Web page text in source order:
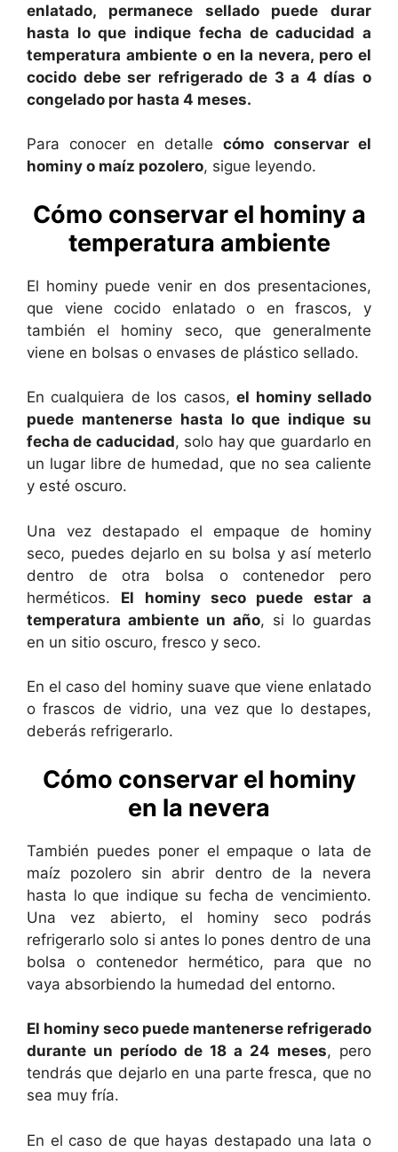
d
e
enlatado, permanece sellado puede durar
hasta lo que indique fecha de caducidad a
temperatura ambiente o en la nevera, pero el
cocido debe ser refrigerado de 3 a 4 días o
congelado por hasta 4 meses.
Para conocer en detallecómo conservar el
hominy o maíz pozolero, sigue leyendo.
Cómo conservar el hominy a
temperatura ambiente
El hominy puede venir en dos presentaciones,
que viene cocido enlatado o en frascos, y
también el hominy seco, que generalmente
viene en bolsas o envases de plástico sellado.
En cualquiera de los casos,el hominy sellado
puede mantenerse hasta lo que indique su
fecha de caducidad, solo hay que guardarlo en
un lugar libre de humedad, que no sea caliente
y esté oscuro.
Una vez destapado el empaque de hominy
seco, puedes dejarlo en su bolsa y así meterlo
dentro de otra bolsa o contenedor pero
herméticos. El hominy seco puede estar a
temperatura ambiente un año, si lo guardas
en un sitio oscuro, fresco y seco.
En el caso del hominy suave que viene enlatado
o frascos de vidrio, una vez que lo destapes,
deberás refrigerarlo.
Cómo conservar el hominy
en la nevera
También puedes poner el empaque o lata de
maíz pozolero sin abrir dentro de la nevera
hasta lo que indique su fecha de vencimiento.
Una vez abierto, el hominy seco podrás
refrigerarlo solo si antes lo pones dentro de una
bolsa o contenedor hermético, para que no
vaya absorbiendo la humedad del entorno.
El hominy seco puede mantenerse refrigerado
durante un período de 18 a 24 meses, pero
tendrás que dejarlo en una parte fresca, que no
sea muy fría.
En el caso de que hayas destapado una lata o